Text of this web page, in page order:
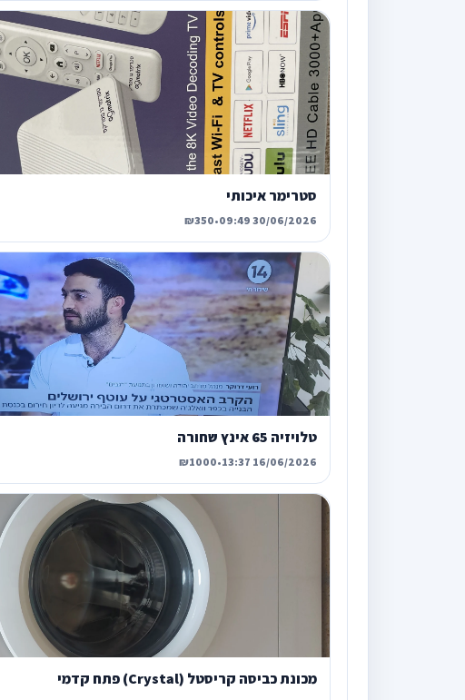
סטרימר איכותי
30/06/2026 09:49
•
₪350
טלויזיה 65 אינץ שחורה
16/06/2026 13:37
•
₪1000
מכונת כביסה קריסטל (Crystal) פתח קדמי